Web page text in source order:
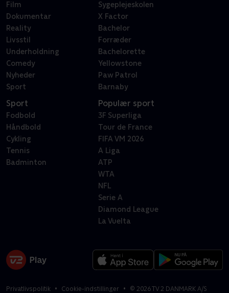
Film
Dokumentar
Reality
Livsstil
Underholdning
Comedy
Nyheder
Sport
Sygeplejeskolen
X Factor
Bachelor
Forræder
Bachelorette
Yellowstone
Paw Patrol
Barnaby
Sport
Fodbold
Håndbold
Cykling
Tennis
Badminton
Populær sport
3F Superliga
Tour de France
FIFA VM 2026
A Liga
ATP
WTA
NFL
Serie A
Diamond League
La Vuelta
Privatlivspolitik Cookie-indstillinger © 2026TV 2 DANMARK A/S